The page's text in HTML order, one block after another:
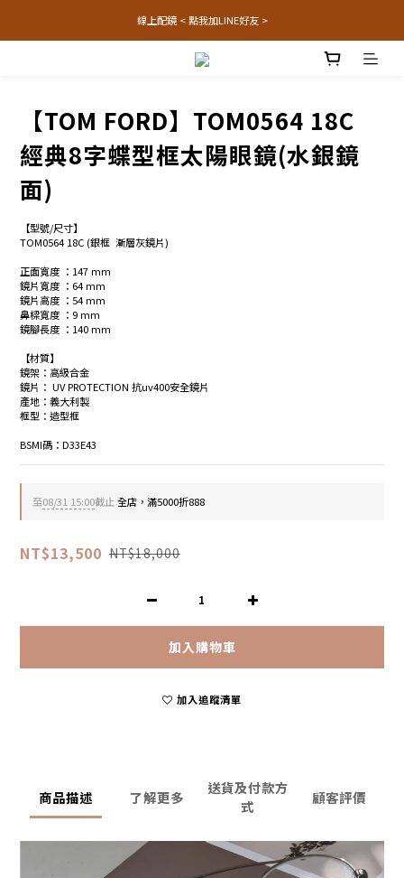
線上配鏡 < 點我加LINE好友 >
【TOM FORD】TOM0564 18C
經典8字蝶型框太陽眼鏡(水銀鏡
面)
【型號/尺寸】
TOM0564 18C (銀框  漸層灰鏡片)
正面寬度 ：147 mm
鏡片寬度 ：64 mm
鏡片高度 ：54 mm
鼻樑寬度 ：9 mm
鏡腳長度 ：140 mm
【材質】
鏡架：高級合金
鏡片： UV PROTECTION 抗uv400安全鏡片
產地：義大利製
框型：造型框
BSMI碼：D33E43
至08/31 15:00截止全店，滿5000折888
NT$13,500 NT$18,000
加入購物車
加入追蹤清單
商品描述 了解更多
送貨及付款方
式
顧客評價